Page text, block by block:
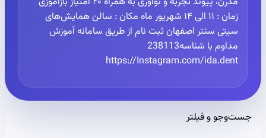
زمان : ۱۱ الی ۱۴ شهریور ماه مکان : سالن همایش‌های
سیتی سنتر اصفهان ثبت نام از طریق سامانه آموزش
مداوم با شناسه238113
https://Instagram.com/ida.dent
جست‌وجو و فیلتر